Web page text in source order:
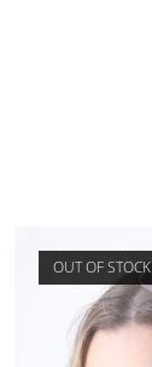
OUT OF STOCK